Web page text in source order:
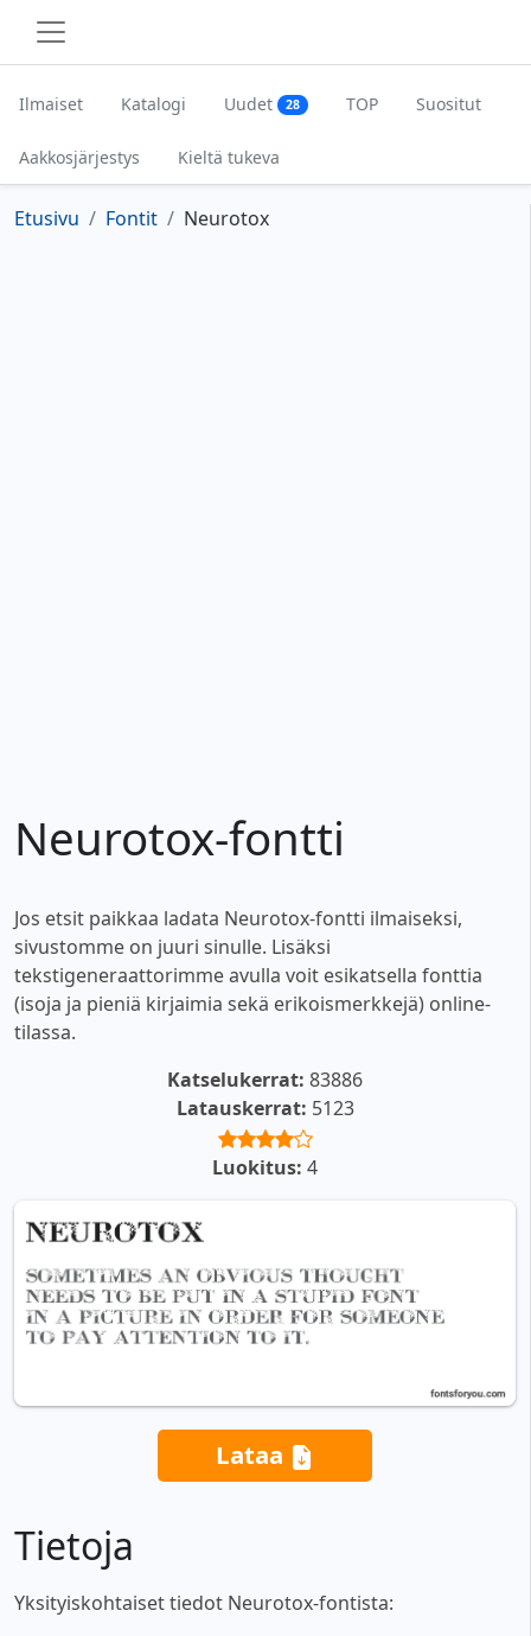
Ilmaiset Katalogi Uudet 28 TOP Suositut
Aakkosjärjestys Kieltä tukeva
Etusivu Fontit Neurotox
Neurotox-fontti
Jos etsit paikkaa ladata Neurotox-fontti ilmaiseksi,
sivustomme on juuri sinulle. Lisäksi
tekstigeneraattorimme avulla voit esikatsella fonttia
(isoja ja pieniä kirjaimia sekä erikoismerkkejä) online-
tilassa.
Katselukerrat: 83886
Latauskerrat: 5123
Luokitus: 4
Lataa
Tietoja
Yksityiskohtaiset tiedot Neurotox-fontista: